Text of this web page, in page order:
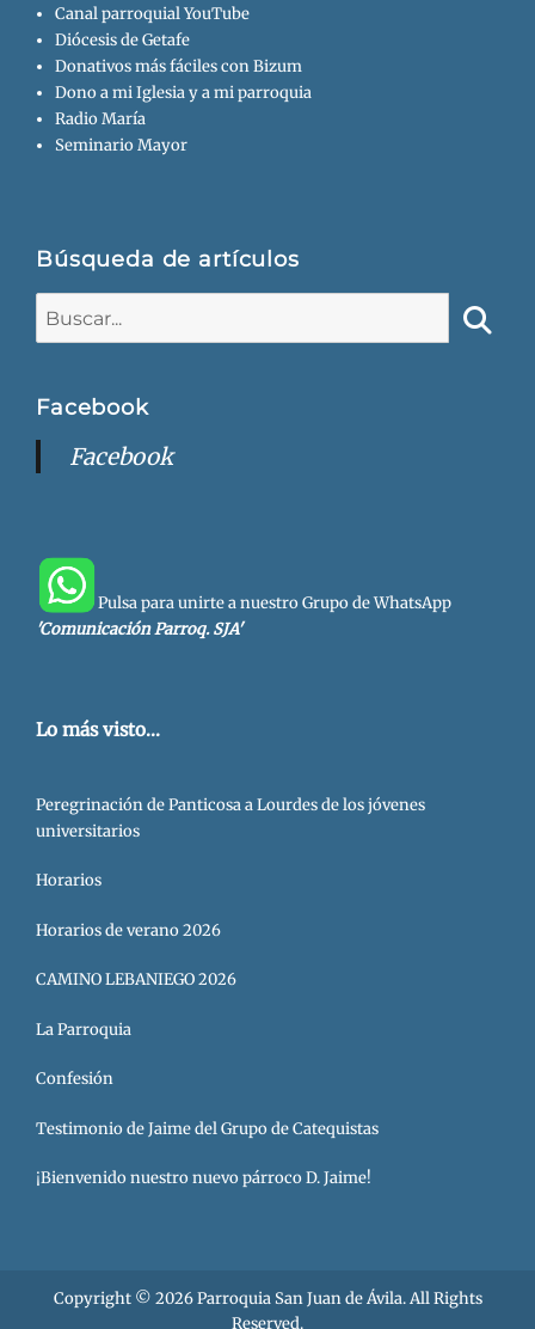
Canal parroquial YouTube
Diócesis de Getafe
Donativos más fáciles con Bizum
Dono a mi Iglesia y a mi parroquia
Radio María
Seminario Mayor
Búsqueda de artículos
Facebook
Facebook
Pulsa para unirte a nuestro Grupo de WhatsApp
'Comunicación Parroq. SJA'
Lo más visto...
Peregrinación de Panticosa a Lourdes de los jóvenes
universitarios
Horarios
Horarios de verano 2026
CAMINO LEBANIEGO 2026
La Parroquia
Confesión
Testimonio de Jaime del Grupo de Catequistas
¡Bienvenido nuestro nuevo párroco D. Jaime!
Copyright © 2026Parroquia San Juan de Ávila. All Rights
Reserved.